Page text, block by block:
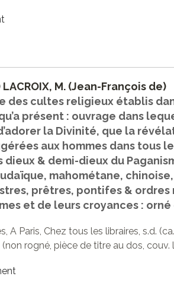
LACROIX, M. (Jean-François de)
des cultes religieux établis
présent : ouvrage dans
la Divinité, que la
aux hommes dans tous
dieux & demi-dieux du
mahométane,
prêtres, pontifes &
et de leurs croyances :
A Paris, Chez tous les libraires, s.d.
(non rogné, pièce de titre au dos,